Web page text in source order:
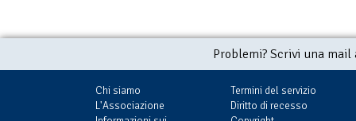
Problemi? Scrivi una
Chi siamo
L'Associazione
Termini del servizio
Diritto di recesso